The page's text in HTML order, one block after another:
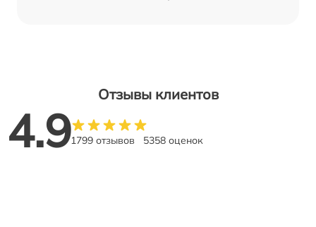
Отзывы клиентов
4.91799 отзывов 5358 оценок